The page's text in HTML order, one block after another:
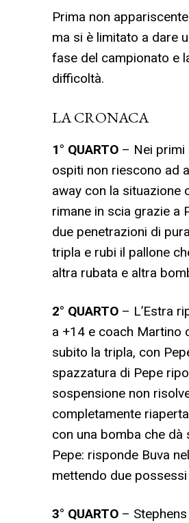
Prima non
ma si è limitato a dare
fase del campionato e
difficoltà.
LA CRONACA
1° QUARTO – Nei primi
ospiti non riescono ad
away con la situazione
rimane in scia grazie a
due penetrazioni di
tripla e rubi il pallone
altra rubata e altra
2° QUARTO – L’Estra
a +14 e coach Martino
subito la tripla, con
spazzatura di Pepe
sospensione non
completamente
con una bomba che
Pepe: risponde Buva
mettendo due
3° QUARTO –